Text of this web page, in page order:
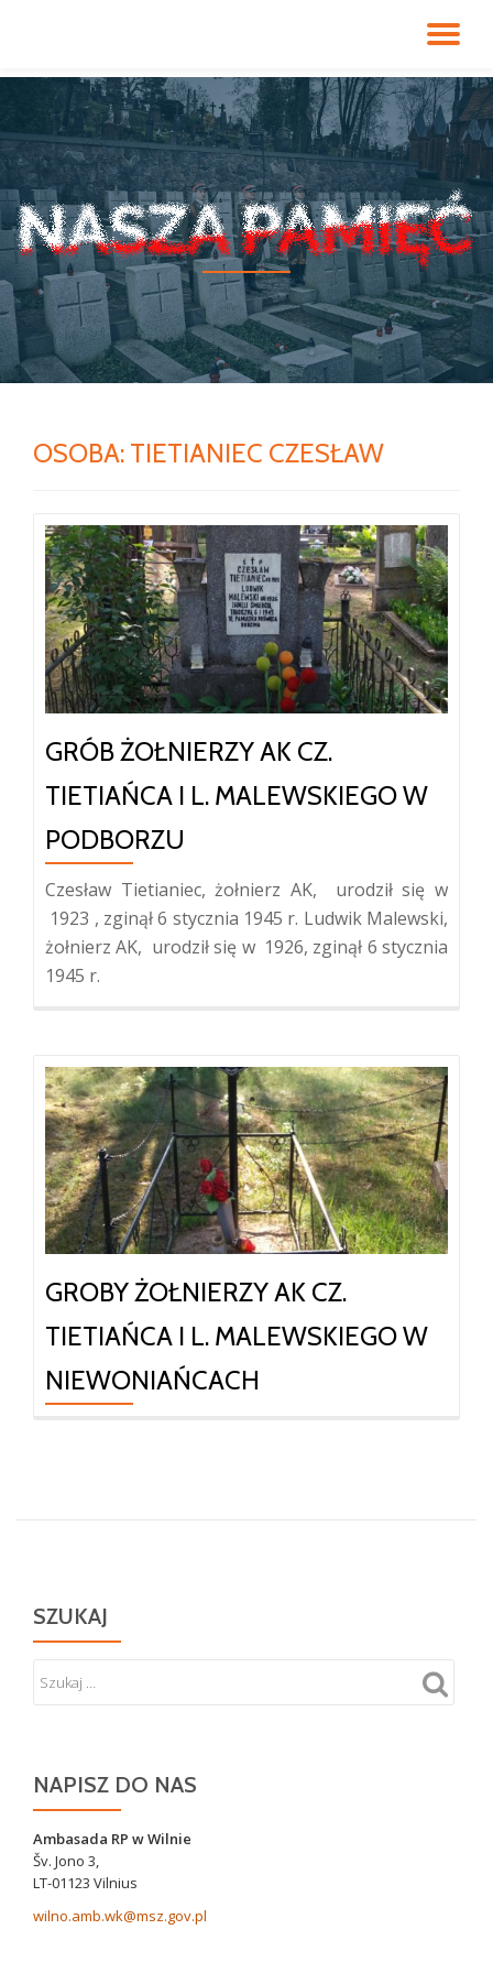
do
OSOBA: TIETIANIEC CZESŁAW
GRÓB ŻOŁNIERZY AK CZ.
TIETIAŃCA I L. MALEWSKIEGO W
PODBORZU
Czesław Tietianiec, żołnierz AK, urodził się w
1923 , zginął 6 stycznia 1945 r. Ludwik Malewski,
żołnierz AK, urodził się w 1926, zginął 6 stycznia
1945 r.
GROBY ŻOŁNIERZY AK CZ.
TIETIAŃCA I L. MALEWSKIEGO W
NIEWONIAŃCACH
SZUKAJ
NAPISZ DO NAS
Ambasada RP w Wilnie
Šv. Jono 3,
LT-01123 Vilnius
wilno.amb.wk@msz.gov.pl